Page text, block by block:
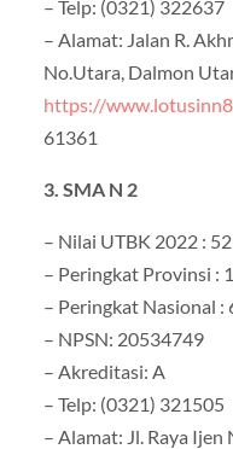
– Telp: (0321) 322637
– Alamat: Jalan R.
No.Utara, Dalmon
https://
61361
3. SMA N 2
– Nilai UTBK 2022 :
– Peringkat Provinsi :
– Peringkat Nasional :
– NPSN: 20534749
– Akreditasi: A
– Telp: (0321) 321505
– Alamat: Jl. Raya Ijen